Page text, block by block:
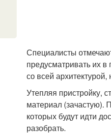
Специалисты
предусматривать их
со всей
Утепляя пристройку,
материал (зачастую).
которых будут идти
разобрать.